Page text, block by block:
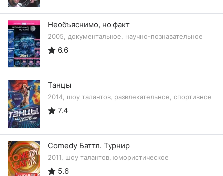
Необъяснимо, но факт
2005, документальное, научно-познавательное
6.6
Танцы
2014, шоу талантов, развлекательное, спортивное
7.4
Comedy Баттл. Турнир
2011, шоу талантов, юмористическое
5.6